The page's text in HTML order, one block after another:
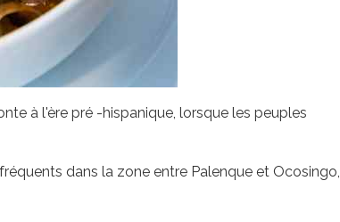
à l'ère pré -hispanique, lorsque les peuples
dans la zone entre Palenque et Ocosingo,